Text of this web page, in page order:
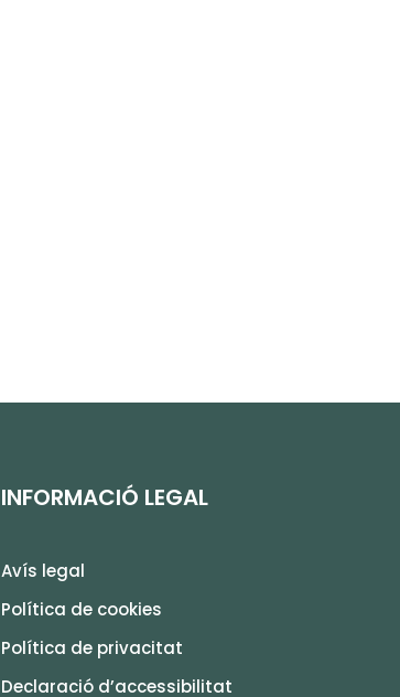
INFORMACIÓ LEGAL
Avís legal
Política de cookies
Política de privacitat
Declaració d’accessibilitat